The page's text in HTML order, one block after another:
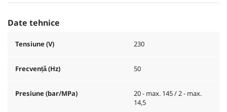
Date tehnice
Tensiune (V) 230
Frecvență (Hz) 50
Presiune (bar/MPa)
20 - max. 145 / 2 - max.
14,5